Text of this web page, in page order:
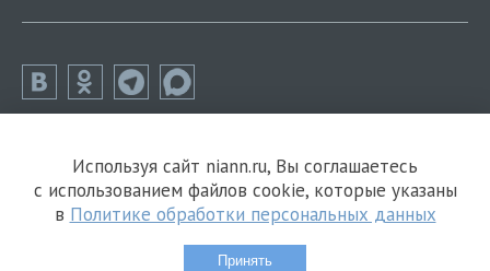
Используя сайт niann.ru, Вы соглашаетесь
с использованием файлов cookie, которые указаны
в Политике обработки персональных данных
Принять